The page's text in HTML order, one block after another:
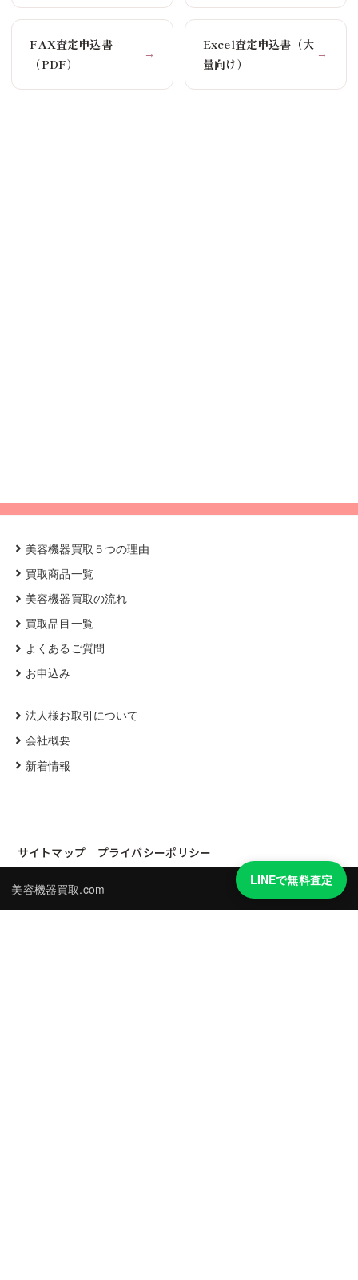
FAX査定申込書
（PDF）
→
Excel査定申込書（大
量向け）
→
美容機器買取５つの理由
買取商品一覧
美容機器買取の流れ
買取品目一覧
よくあるご質問
お申込み
法人様お取引について
会社概要
新着情報
サイトマップ プライバシーポリシー
美容機器買取.com
LINEで無料査定